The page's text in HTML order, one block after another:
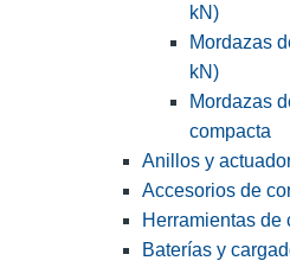
kN)
Mordazas
kN)
Mordazas
compacta
Anillos y
Accesorios de
Herramientas de
Baterías y